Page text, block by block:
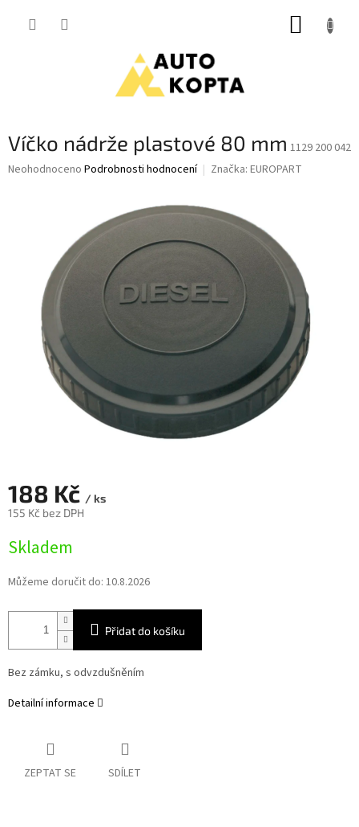
Víčko nádrže plastové 80 mm 1129 200 042
Průměrné
hvězdiček.
Neohodnoceno Podrobnosti hodnocení Značka: EUROPART
188 Kč / ks
155 Kč bez DPH
cena:
Skladem
Můžeme doručit do: 10.8.2026
Přidat do košíku
Bez zámku, s odvzdušněním
Detailní informace
ZEPTAT SE SDÍLET